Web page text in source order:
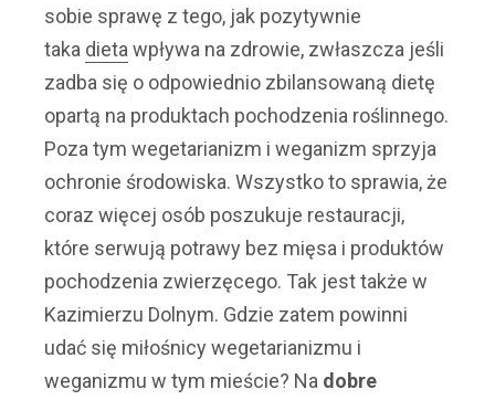
sobie sprawę z tego, jak pozytywnie
taka dieta wpływa na zdrowie, zwłaszcza jeśli
zadba się o odpowiednio zbilansowaną dietę
opartą na produktach pochodzenia roślinnego.
Poza tym wegetarianizm i weganizm sprzyja
ochronie środowiska. Wszystko to sprawia, że
coraz więcej osób poszukuje restauracji,
które serwują potrawy bez mięsa i produktów
pochodzenia zwierzęcego. Tak jest także w
Kazimierzu Dolnym. Gdzie zatem powinni
udać się miłośnicy wegetarianizmu i
weganizmu w tym mieście? Na dobre